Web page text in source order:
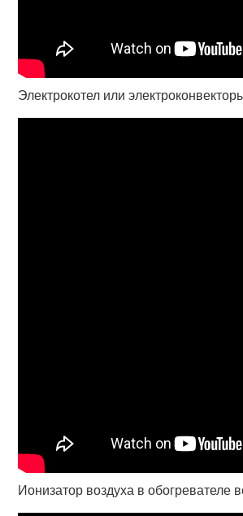
Электрокотел или
Ионизатор воздуха в обогревателе